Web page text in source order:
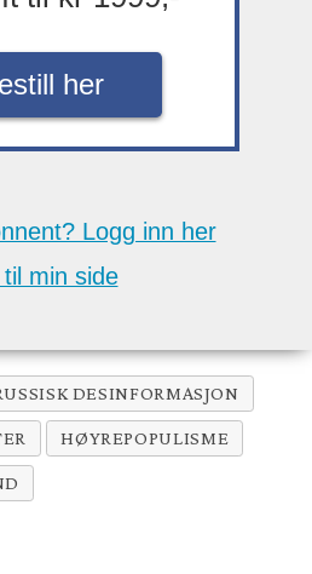
her
Logg inn her
min side
DESINFORMASJON
HØYREPOPULISME